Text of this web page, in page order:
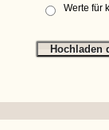
Werte für